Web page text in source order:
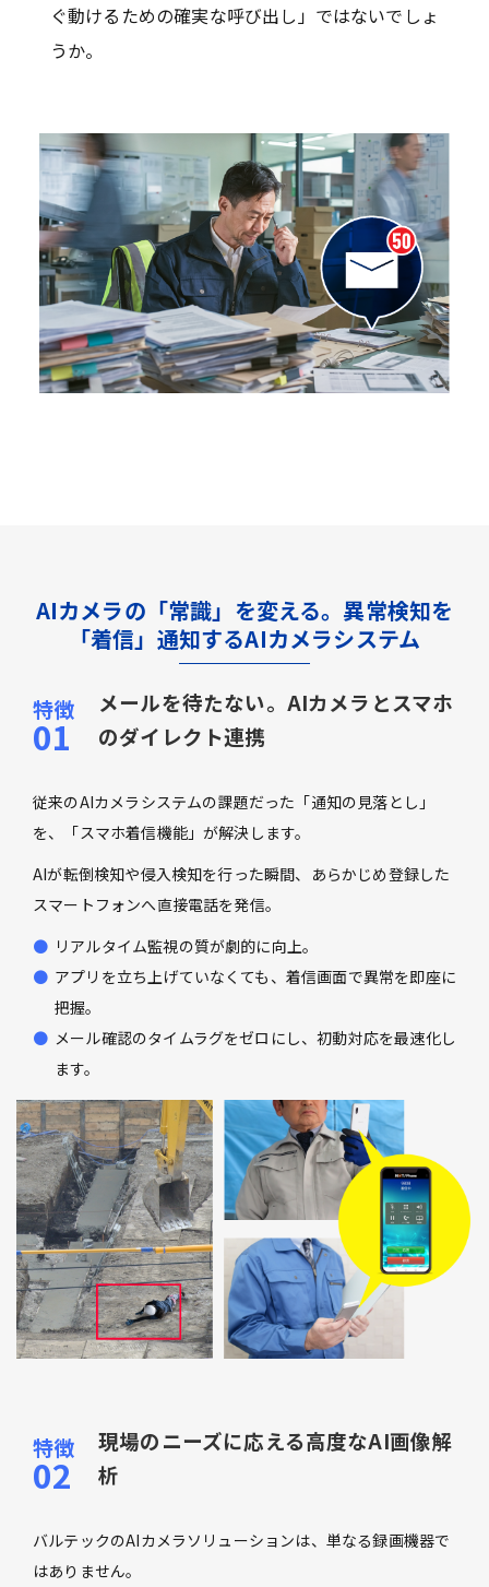
ぐ動けるための確実な呼び出し」ではないでしょ
うか。
AIカメラの「常識」を変える。異常検知を
「着信」通知するAIカメラシステム
メールを待たない。AIカメラとスマホ
のダイレクト連携
従来のAIカメラシステムの課題だった「通知の見落とし」
を、「スマホ着信機能」が解決します。
AIが転倒検知や侵入検知を行った瞬間、あらかじめ登録した
スマートフォンへ直接電話を発信。
リアルタイム監視の質が劇的に向上。
アプリを立ち上げていなくても、着信画面で異常を即座に
把握。
メール確認のタイムラグをゼロにし、初動対応を最速化し
ます。
現場のニーズに応える高度なAI画像解
析
バルテックのAIカメラソリューションは、単なる録画機器で
はありません。